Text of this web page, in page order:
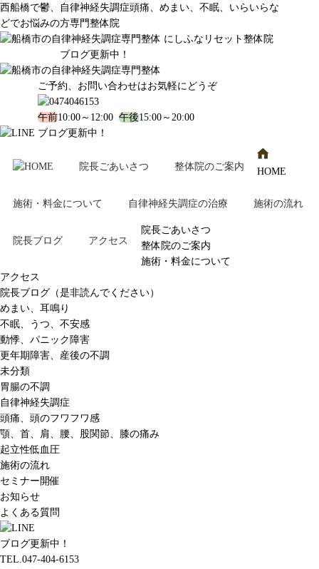
西船橋で鬱、自律神経失調症頭痛、めまい、不眠、いらいらな
どでお悩みの方専門整体院
ブログ更新中！
ご予約、お問い合わせはお気軽にどうぞ
午前10:00～12:00 午後15:00～20:00
ブログ更新中！
院長ごあいさつ 整体院のご案内
施術・料金について 自律神経失調症の治療 施術の流れ
院長ブログ アクセス
HOME
院長ごあいさつ
整体院のご案内
施術・料金について
アクセス
院長ブログ（是非読んでください）
めまい、耳鳴り
不眠、うつ、不安感
動悸、パニック障害
更年期障害、産後の不調
未分類
胃腸の不調
自律神経失調症
頭痛、頭のフワフワ感
顎、首、肩、腰、股関節、膝の痛み
起立性低血圧
施術の流れ
セミナー開催
お知らせ
よくある質問
ブログ更新中！
TEL.047-404-6153